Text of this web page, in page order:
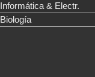
Informática & Electr.
Biología